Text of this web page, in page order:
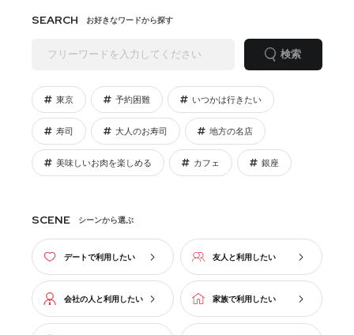
SEARCH お好きなワードから探す
検索
東京 予約困難 いつかは行きたい
寿司 大人のお寿司 地方の名店
美味しいお肉を楽しめる カフェ 銀座
SCENE シーンから選ぶ
デートで利用したい 友人と利用したい
会社の人と利用したい 家族で利用したい